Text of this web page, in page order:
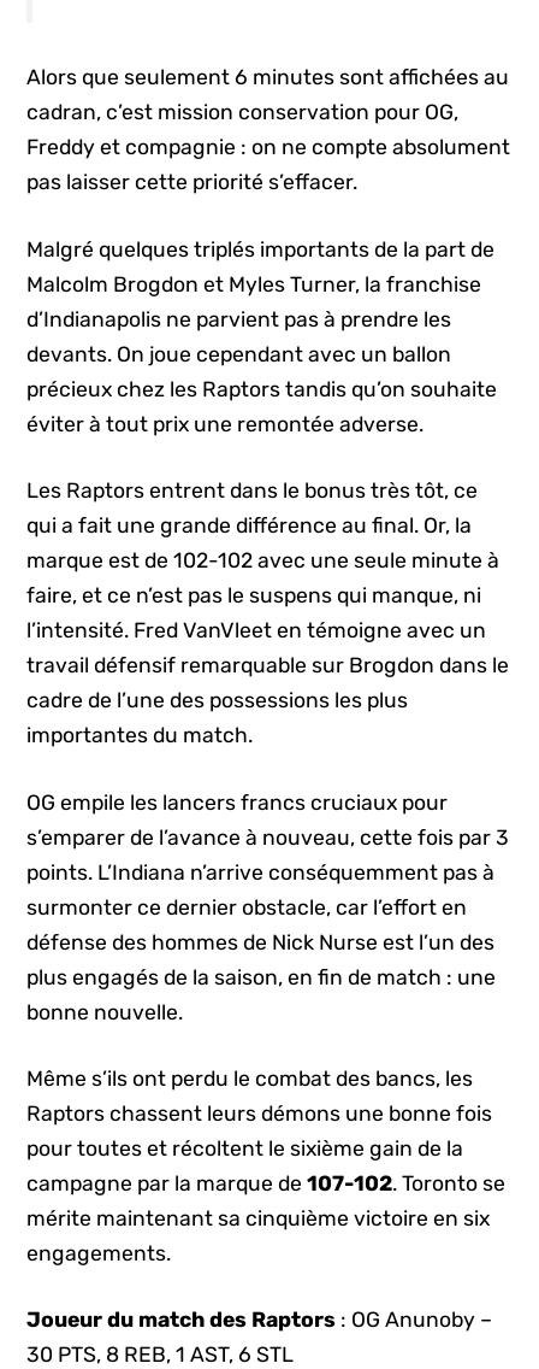
Alors que seulement 6 minutes sont affichées au
cadran, c’est mission conservation pour OG,
Freddy et compagnie : on ne compte absolument
pas laisser cette priorité s’effacer.
Malgré quelques triplés importants de la part de
Malcolm Brogdon et Myles Turner, la franchise
d’Indianapolis ne parvient pas à prendre les
devants. On joue cependant avec un ballon
précieux chez les Raptors tandis qu’on souhaite
éviter à tout prix une remontée adverse.
Les Raptors entrent dans le bonus très tôt, ce
qui a fait une grande différence au final. Or, la
marque est de 102-102 avec une seule minute à
faire, et ce n’est pas le suspens qui manque, ni
l’intensité. Fred VanVleet en témoigne avec un
travail défensif remarquable sur Brogdon dans le
cadre de l’une des possessions les plus
importantes du match.
OG empile les lancers francs cruciaux pour
s’emparer de l’avance à nouveau, cette fois par 3
points. L’Indiana n’arrive conséquemment pas à
surmonter ce dernier obstacle, car l’effort en
défense des hommes de Nick Nurse est l’un des
plus engagés de la saison, en fin de match : une
bonne nouvelle.
Même s’ils ont perdu le combat des bancs, les
Raptors chassent leurs démons une bonne fois
pour toutes et récoltent le sixième gain de la
campagne par la marque de107-102. Toronto se
mérite maintenant sa cinquième victoire en six
engagements.
Joueur du match des Raptors : OG Anunoby –
30 PTS, 8 REB, 1 AST, 6 STL